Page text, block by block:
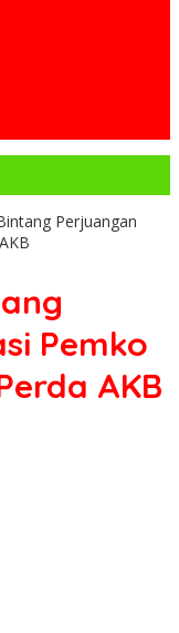
Perjuangan
Pemko
AKB